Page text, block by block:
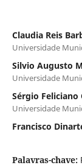
Claudia Reis
Universidade
Silvio Augusto
Universidade
Sérgio Feliciano
Universidade
Francisco
Palavras-chave: